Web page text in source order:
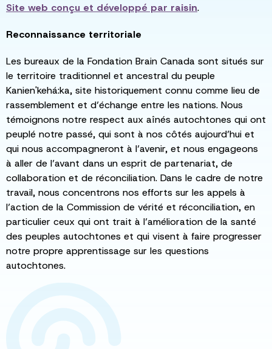
Site web conçu et développé par raisin.
Reconnaissance territoriale
Les bureaux de la Fondation Brain Canada sont situés sur
le territoire traditionnel et ancestral du peuple
Kanien'kehá:ka, site historiquement connu comme lieu de
rassemblement et d’échange entre les nations. Nous
témoignons notre respect aux aînés autochtones qui ont
peuplé notre passé, qui sont à nos côtés aujourd’hui et
qui nous accompagneront à l’avenir, et nous engageons
à aller de l’avant dans un esprit de partenariat, de
collaboration et de réconciliation. Dans le cadre de notre
travail, nous concentrons nos efforts sur les appels à
l’action de la Commission de vérité et réconciliation, en
particulier ceux qui ont trait à l’amélioration de la santé
des peuples autochtones et qui visent à faire progresser
notre propre apprentissage sur les questions
autochtones.